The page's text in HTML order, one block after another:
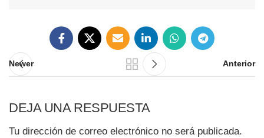
Newer Anterior
DEJA UNA RESPUESTA
Tu dirección de correo electrónico no será publicada.